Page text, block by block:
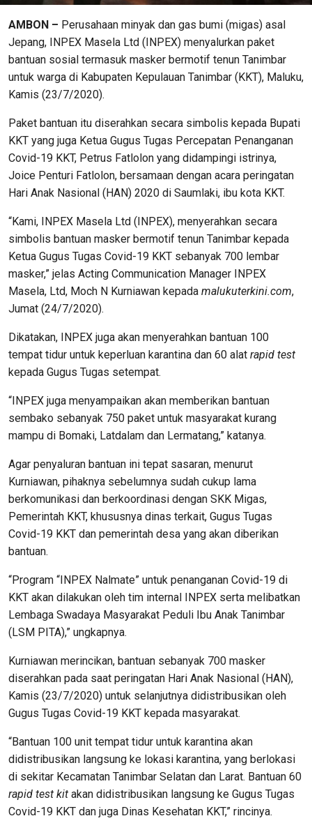
AMBON – Perusahaan minyak dan gas bumi (migas) asal
Jepang, INPEX Masela Ltd (INPEX) menyalurkan paket
bantuan sosial termasuk masker bermotif tenun Tanimbar
untuk warga di Kabupaten Kepulauan Tanimbar (KKT), Maluku,
Kamis (23/7/2020).
Paket bantuan itu diserahkan secara simbolis kepada Bupati
KKT yang juga Ketua Gugus Tugas Percepatan Penanganan
Covid-19 KKT, Petrus Fatlolon yang didampingi istrinya,
Joice Penturi Fatlolon, bersamaan dengan acara peringatan
Hari Anak Nasional (HAN) 2020 di Saumlaki, ibu kota KKT.
“Kami, INPEX Masela Ltd (INPEX), menyerahkan secara
simbolis bantuan masker bermotif tenun Tanimbar kepada
Ketua Gugus Tugas Covid-19 KKT sebanyak 700 lembar
masker,” jelas Acting Communication Manager INPEX
Masela, Ltd, Moch N Kurniawan kepada malukuterkini.com,
Jumat (24/7/2020).
Dikatakan, INPEX juga akan menyerahkan bantuan 100
tempat tidur untuk keperluan karantina dan 60 alat rapid test
kepada Gugus Tugas setempat.
“INPEX juga menyampaikan akan memberikan bantuan
sembako sebanyak 750 paket untuk masyarakat kurang
mampu di Bomaki, Latdalam dan Lermatang,” katanya.
Agar penyaluran bantuan ini tepat sasaran, menurut
Kurniawan, pihaknya sebelumnya sudah cukup lama
berkomunikasi dan berkoordinasi dengan SKK Migas,
Pemerintah KKT, khususnya dinas terkait, Gugus Tugas
Covid-19 KKT dan pemerintah desa yang akan diberikan
bantuan.
“Program “INPEX Nalmate” untuk penanganan Covid-19 di
KKT akan dilakukan oleh tim internal INPEX serta melibatkan
Lembaga Swadaya Masyarakat Peduli Ibu Anak Tanimbar
(LSM PITA),” ungkapnya.
Kurniawan merincikan, bantuan sebanyak 700 masker
diserahkan pada saat peringatan Hari Anak Nasional (HAN),
Kamis (23/7/2020) untuk selanjutnya didistribusikan oleh
Gugus Tugas Covid-19 KKT kepada masyarakat.
“Bantuan 100 unit tempat tidur untuk karantina akan
didistribusikan langsung ke lokasi karantina, yang berlokasi
di sekitar Kecamatan Tanimbar Selatan dan Larat. Bantuan 60
rapid test kit akan didistribusikan langsung ke Gugus Tugas
Covid-19 KKT dan juga Dinas Kesehatan KKT,” rincinya.